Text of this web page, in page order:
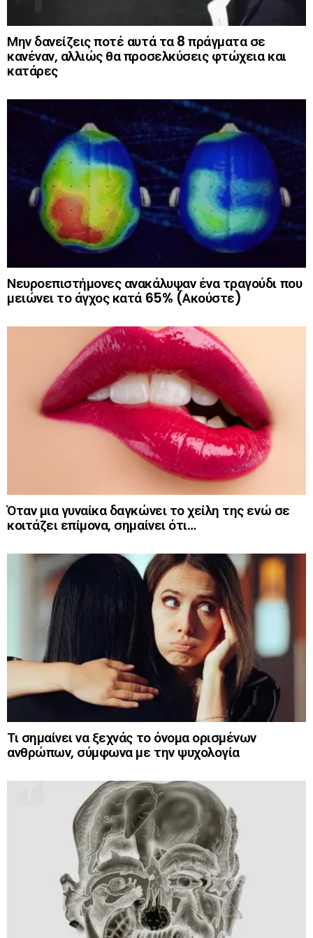
Μην δανείζεις ποτέ αυτά τα 8 πράγματα σε
κανέναν, αλλιώς θα προσελκύσεις φτώχεια και
κατάρες
Νευροεπιστήμονες ανακάλυψαν ένα τραγούδι που
μειώνει το άγχος κατά 65% (Ακούστε)
Όταν μια γυναίκα δαγκώνει το χείλη της ενώ σε
κοιτάζει επίμονα, σημαίνει ότι…
Τι σημαίνει να ξεχνάς το όνομα ορισμένων
ανθρώπων, σύμφωνα με την ψυχολογία